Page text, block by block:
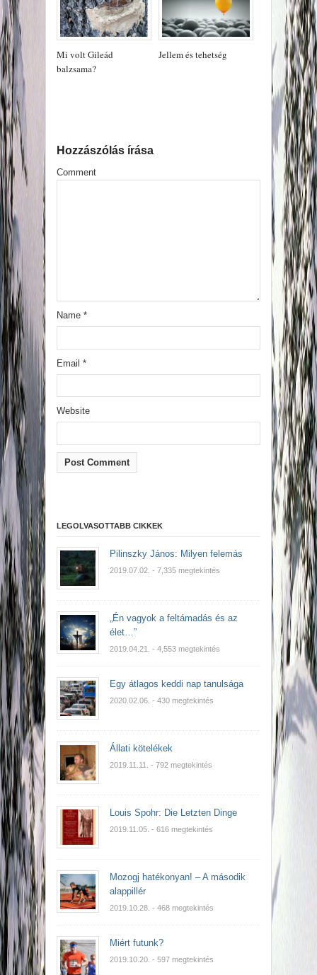
Mi volt Gileád
balzsama?
Jellem és tehetség
Hozzászólás írása
Comment
Name *
Email *
Website
LEGOLVASOTTABB CIKKEK
Pilinszky János: Milyen felemás
2019.07.02. - 7,335 megtekintés
„Én vagyok a feltámadás és az
élet…”
2019.04.21. - 4,553 megtekintés
Egy átlagos keddi nap tanulsága
2020.02.06. - 430 megtekintés
Állati kötelékek
2019.11.11. - 792 megtekintés
Louis Spohr: Die Letzten Dinge
2019.11.05. - 616 megtekintés
Mozogj hatékonyan! – A második
alappillér
2019.10.28. - 468 megtekintés
Miért futunk?
2019.10.20. - 597 megtekintés